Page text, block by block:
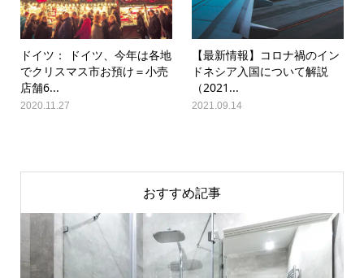
ドイツ： ドイツ、今年は各地
でクリスマス市お預け＝小売
店舗6...
2020.11.27
【最新情報】コロナ禍のイン
ドネシア入国について解説
（2021...
2021.09.14
おすすめ記事